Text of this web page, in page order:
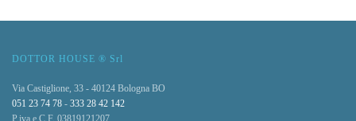
Immobili Commerciali in Affitto
DOTTOR HOUSE ® Srl
Via Castiglione, 33 - 40124 Bologna BO
051 23 74 78 - 333 28 42 142
P.iva e C.F. 03819121207